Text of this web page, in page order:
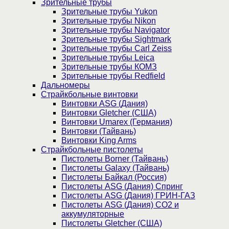
Зрительные трубы
Зрительные трубы Yukon
Зрительные трубы Nikon
Зрительные трубы Navigator
Зрительные трубы Sightmark
Зрительные трубы Carl Zeiss
Зрительные трубы Leica
Зрительные трубы КОМЗ
Зрительные трубы Redfield
Дальномеры
Страйкбольные винтовки
Винтовки ASG (Дания)
Винтовки Gletcher (США)
Винтовки Umarex (Германия)
Винтовки (Тайвань)
Винтовки King Arms
Страйкбольные пистолеты
Пистолеты Borner (Тайвань)
Пистолеты Galaxy (Тайвань)
Пистолеты Байкал (Россия)
Пистолеты ASG (Дания) Спринг
Пистолеты ASG (Дания) ГРИН-ГАЗ
Пистолеты ASG (Дания) CO2 и
аккумуляторные
Пистолеты Gletcher (США)